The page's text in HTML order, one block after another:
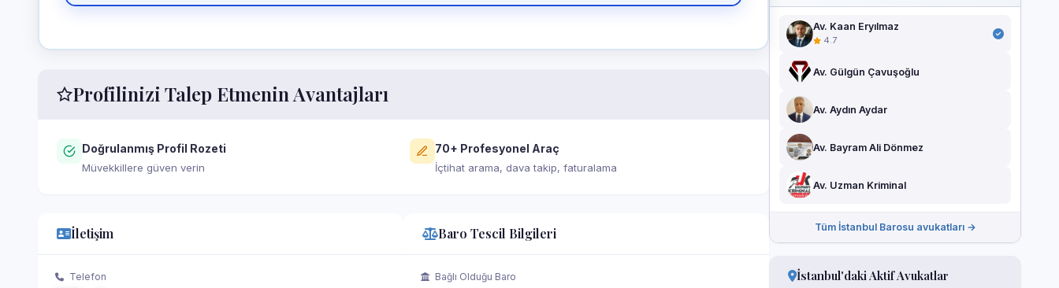
Profilinizi Talep Etmenin Avantajları
Doğrulanmış Profil Rozeti
Müvekkillere güven verin
70+ Profesyonel Araç
İçtihat arama, dava takip, faturalama
İletişim
Telefon
Baro Tescil Bilgileri
Bağlı Olduğu Baro
Av. Kaan Eryılmaz
4.7
Av. Gülgün Çavuşoğlu
Av. Aydın Aydar
Av. Bayram Ali Dönmez
Av. Uzman Kriminal
Tüm İstanbul Barosu avukatları →
İstanbul'daki Aktif Avukatlar